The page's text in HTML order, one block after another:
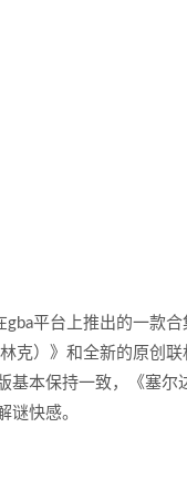
平台上推出的一款
克）》和全新的原创
基本保持一致，《塞尔
谜快感。